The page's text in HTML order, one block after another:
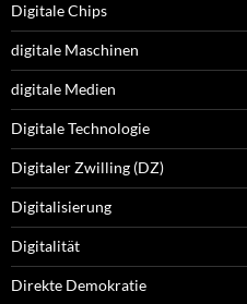
Digitale Chips
digitale Maschinen
digitale Medien
Digitale Technologie
Digitaler Zwilling (DZ)
Digitalisierung
Digitalität
Direkte Demokratie